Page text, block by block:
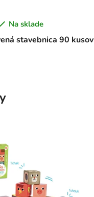
stavebnica 90 kusov
Na sklade